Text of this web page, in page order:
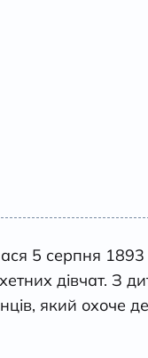
5 серпня 1893
дівчат. З
який охоче